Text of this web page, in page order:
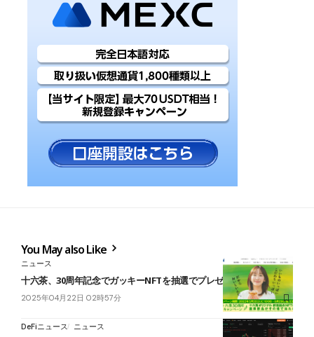
You May also Like
ニュース
十六茶、30周年記念でガッキーNFTを抽選でプレゼント
2025年04月22日 02時57分
DeFiニュース ニュース